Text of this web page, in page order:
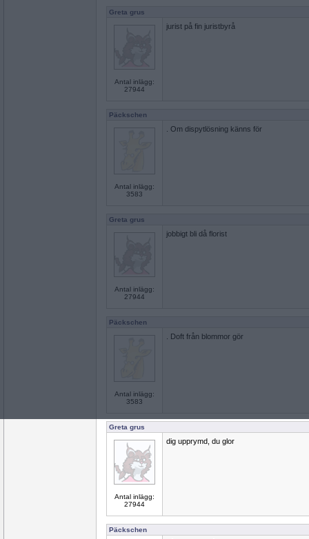
Greta grus
Antal inlägg:
27944
jurist på fin juristbyrå
Päckschen
Antal inlägg:
3583
. Om dispytlösning känns för
Greta grus
Antal inlägg:
27944
jobbigt bli då florist
Päckschen
Antal inlägg:
3583
. Doft från blommor gör
Greta grus
Antal inlägg:
27944
dig upprymd, du glor
Päckschen